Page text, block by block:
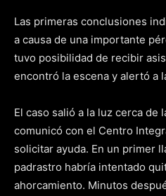
Las primeras conclusiones
a causa de una importante
tuvo posibilidad de recibir
encontró la escena y alertó a
El caso salió a la luz cerca de
comunicó con el Centro
solicitar ayuda. En un primer
padrastro habría intentado
ahorcamiento. Minutos